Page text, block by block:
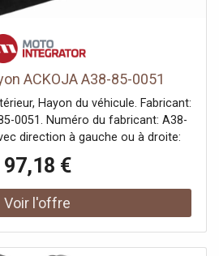
ACKOJA A38-85-0051
Hayon du véhicule. Fabricant:
0051. Numéro du fabricant: A38-
direction à gauche ou à droite:
à gauche, pour véhicules
Équipement véhicule: pour
à ouverture automatique.
97,18 €